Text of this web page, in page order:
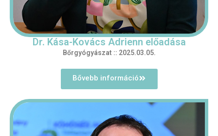
Dr. Kása-Kovács Adrienn előadása
Bőrgyógyászat :: 2025.03.05.
Bővebb információ